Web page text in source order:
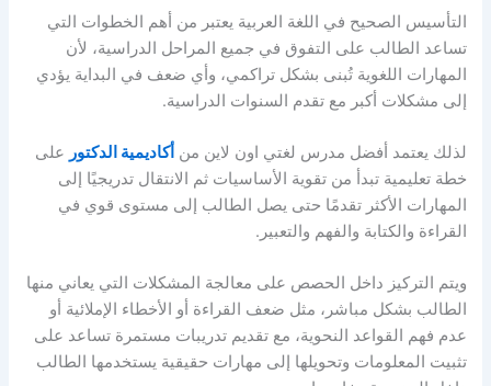
التأسيس الصحيح في اللغة العربية يعتبر من أهم الخطوات التي
تساعد الطالب على التفوق في جميع المراحل الدراسية، لأن
المهارات اللغوية تُبنى بشكل تراكمي، وأي ضعف في البداية يؤدي
إلى مشكلات أكبر مع تقدم السنوات الدراسية.
لذلك يعتمد أفضل مدرس لغتي اون لاين من أكاديمية الدكتور على
خطة تعليمية تبدأ من تقوية الأساسيات ثم الانتقال تدريجيًا إلى
المهارات الأكثر تقدمًا حتى يصل الطالب إلى مستوى قوي في
القراءة والكتابة والفهم والتعبير.
ويتم التركيز داخل الحصص على معالجة المشكلات التي يعاني منها
الطالب بشكل مباشر، مثل ضعف القراءة أو الأخطاء الإملائية أو
عدم فهم القواعد النحوية، مع تقديم تدريبات مستمرة تساعد على
تثبيت المعلومات وتحويلها إلى مهارات حقيقية يستخدمها الطالب